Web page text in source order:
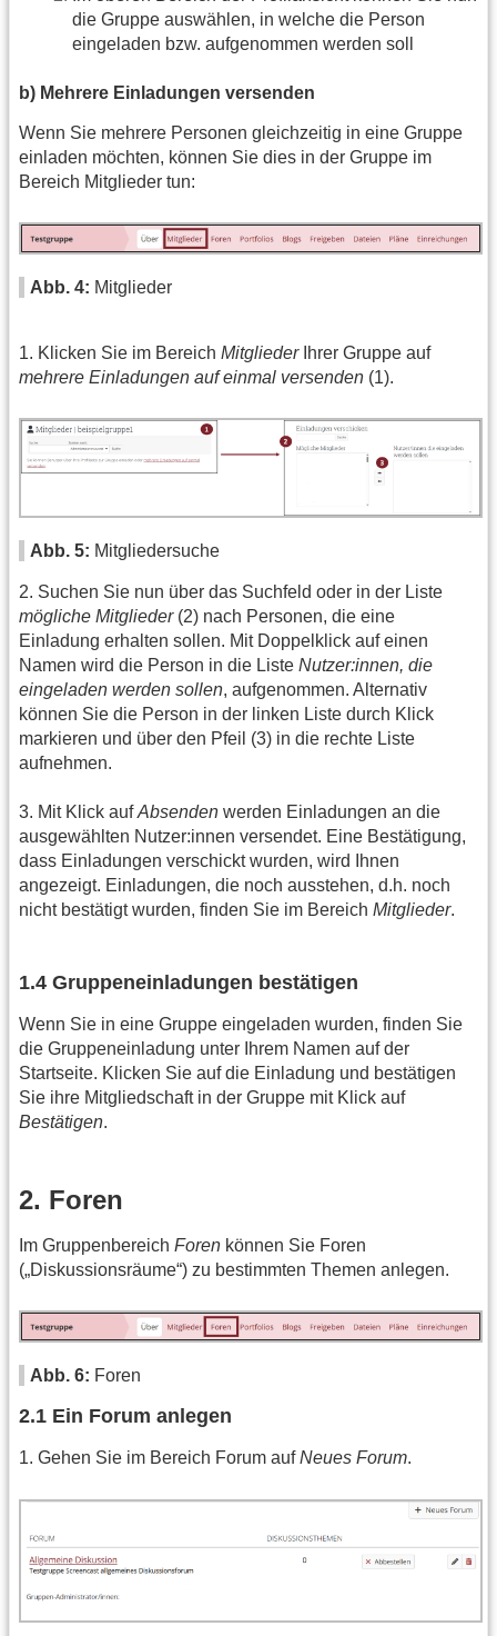
die Gruppe auswählen, in welche die Person
eingeladen bzw. aufgenommen werden soll
b) Mehrere Einladungen versenden
Wenn Sie mehrere Personen gleichzeitig in eine Gruppe
einladen möchten, können Sie dies in der Gruppe im
Bereich Mitglieder tun:
Abb. 4: Mitglieder
1. Klicken Sie im Bereich MitgliederIhrer Gruppe auf
mehrere Einladungen auf einmal versenden (1).
Abb. 5: Mitgliedersuche
2. Suchen Sie nun über das Suchfeld oder in der Liste
mögliche Mitglieder(2) nach Personen, die eine
Einladung erhalten sollen. Mit Doppelklick auf einen
Namen wird die Person in die Liste Nutzer:innen, die
eingeladen werden sollen, aufgenommen. Alternativ
können Sie die Person in der linken Liste durch Klick
markieren und über den Pfeil (3) in die rechte Liste
aufnehmen.
3. Mit Klick aufAbsenden werden Einladungen an die
ausgewählten Nutzer:innen versendet. Eine Bestätigung,
dass Einladungen verschickt wurden, wird Ihnen
angezeigt. Einladungen, die noch ausstehen, d.h. noch
nicht bestätigt wurden, finden Sie im Bereich Mitglieder.
1.4 Gruppeneinladungen bestätigen
Wenn Sie in eine Gruppe eingeladen wurden, finden Sie
die Gruppeneinladung unter Ihrem Namen auf der
Startseite. Klicken Sie auf die Einladung und bestätigen
Sie ihre Mitgliedschaft in der Gruppe mit Klick auf
Bestätigen.
2. Foren
Im Gruppenbereich Foren können Sie Foren
(„Diskussionsräume“) zu bestimmten Themen anlegen.
Abb. 6: Foren
2.1 Ein Forum anlegen
1. Gehen Sie im Bereich Forum aufNeues Forum.